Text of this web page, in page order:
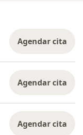
Agendar cita
Agendar cita
Agendar cita